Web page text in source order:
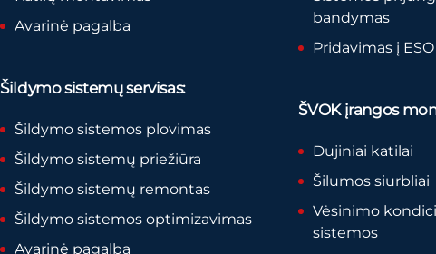
Avarinė pagalba
Šildymo sistemų servisas:
Šildymo sistemos plovimas
Šildymo sistemų priežiūra
Šildymo sistemų remontas
Šildymo sistemos optimizavimas
Avarinė pagalba
bandymas
Pridavimas į ESO
ŠVOK įrangos
Dujiniai katilai
Šilumos siurbliai
Vėsinimo
sistemos